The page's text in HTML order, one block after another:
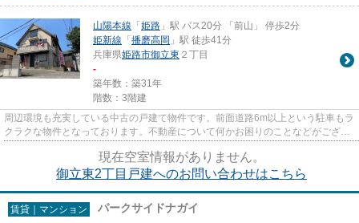
山陽本線 「姫路 」駅 バス20分 「前山」 停歩2分
姫新線 「播磨高岡 」駅 徒歩41分
兵庫県姫路市御立東 ２丁目
-
築年数：築31年
階数：3階建
周辺環境も充実している中古の戸建て物件です。前面道路6m以上という駐車もラ
クラクな物件となっております。不動産について何かお困りのことなどがござい
ましたら、山陽本線姫路周辺...
現在空室情報がありません。
御立東2丁目戸建へのお問い合わせはこちら
賃貸｜マンション パークサイドナガイ